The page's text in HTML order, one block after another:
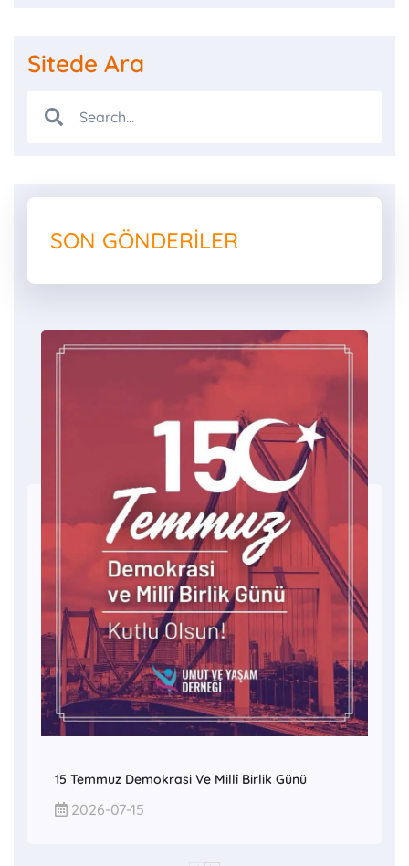
Sitede Ara
SON GÖNDERILER
15 Temmuz Demokrasi Ve Millî Birlik Günü
2026-07-15